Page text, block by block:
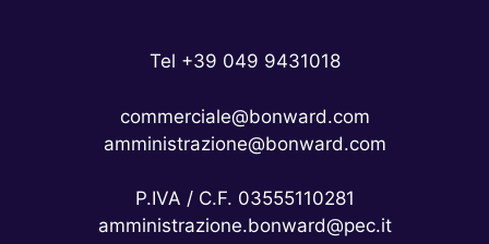
Tel +39 049 9431018
commerciale@bonward.com
amministrazione@bonward.com
P.IVA / C.F. 03555110281
amministrazione.bonward@pec.it